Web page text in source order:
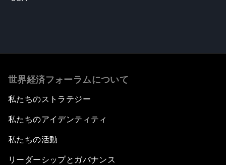
世界経済フォーラムについて
私たちのストラテジー
私たちのアイデンティティ
私たちの活動
リーダーシップとガバナンス